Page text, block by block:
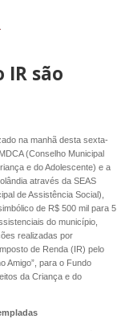
IR são
na manhã desta sexta-
(Conselho Municipal
e do Adolescente) e a
através da SEAS
de Assistência Social),
de R$ 500 mil para 5
do município,
realizadas por
de Renda (IR) pelo
Amigo”, para o Fundo
da Criança e do